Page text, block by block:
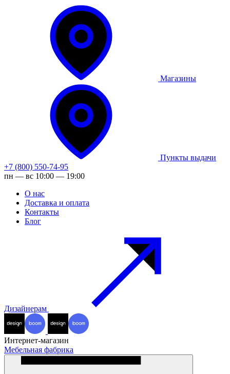
Магазины
Пункты выдачи
+7 (800) 550-74-95
пн — вс 10:00 — 19:00
О нас
Доставка и оплата
Контакты
Блог
Дизайнерам
Интернет-магазин
Мебельная фабрика